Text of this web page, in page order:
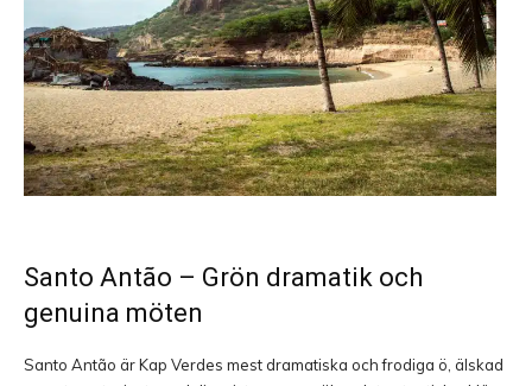
Santo Antão – Grön dramatik och
genuina möten
Santo Antão är Kap Verdes mest dramatiska och frodiga ö, älskad